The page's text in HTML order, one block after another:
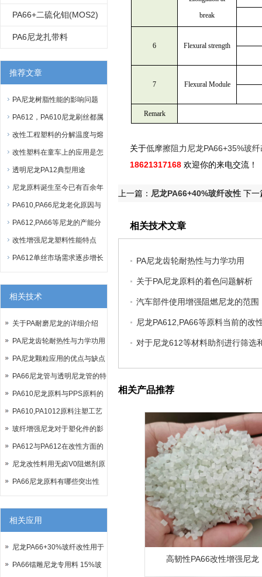
纤改性
PA1012
PA66+二硫化钼(MOS2)
耐磨尼龙改性
PA6尼龙扎带料
推荐文章
PA尼龙树脂性能的影响问题
PA612，PA610尼龙刷丝都属
于食品级吗？
改性工程塑料的分解温度与熔
点
改性塑料在童车上的应用是怎
样的？
透明尼龙PA12典型用途
尼龙原料诞生至今已有百余年
历史
PA610,PA66尼龙老化原因与
抗老化技巧
PA612,PA66等尼龙的产能分
布
改性增强尼龙塑料性能特点
PA612单丝市场需求逐步增长
相关技术
关于PA耐磨尼龙的详细介绍
PA尼龙齿轮耐热性与力学功用
PA尼龙颗粒应用的优点与缺点
说明
PA66尼龙管与透明尼龙管的特
点
PA610尼龙原料与PPS原料的
区别之处
PA610,PA1012原料注塑工艺
参数调制
玻纤增强尼龙对于塑化件的影
响
PA612与PA612在改性方面的
体现
尼龙改性料用无卤V0阻燃剂原
来是这样的
PA66尼龙原料有哪些突出性
相关应用
尼龙PA66+30%玻纤改性用于
太阳能光伏镜拖
PA66镭雕尼龙专用料 15%玻
break
6 Flexural strength
7 Flexural Module
Remark
关于低摩擦阻力尼龙PA66+35%玻
18621317168 欢迎你的来电交流！
上一篇： 尼龙PA66+40%玻纤改性 下一
相关技术文章
PA尼龙齿轮耐热性与力学功用
关于PA尼龙原料的着色问题解析
汽车部件使用增强阻燃尼龙的范围
尼龙PA612,PA66等原料当前的改
对于尼龙612等材料助剂进行筛选
相关产品推荐
高韧性PA66改性增强尼龙